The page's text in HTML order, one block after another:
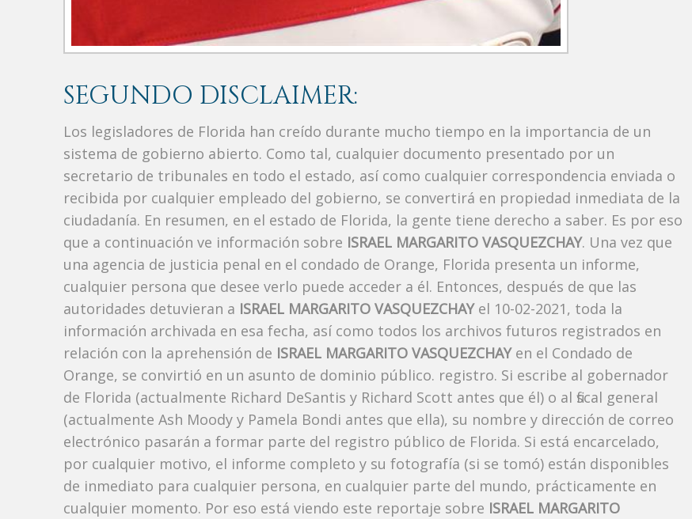
SEGUNDO DISCLAIMER:
Los legisladores de Florida han creído durante mucho tiempo en la importancia de un
sistema de gobierno abierto. Como tal, cualquier documento presentado por un
secretario de tribunales en todo el estado, así como cualquier correspondencia enviada o
recibida por cualquier empleado del gobierno, se convertirá en propiedad inmediata de la
ciudadanía. En resumen, en el estado de Florida, la gente tiene derecho a saber. Es por eso
que a continuación ve información sobre ISRAEL MARGARITO VASQUEZCHAY. Una vez que
una agencia de justicia penal en el condado de Orange, Florida presenta un informe,
cualquier persona que desee verlo puede acceder a él. Entonces, después de que las
autoridades detuvieran a ISRAEL MARGARITO VASQUEZCHAYel 10-02-2021, toda la
información archivada en esa fecha, así como todos los archivos futuros registrados en
relación con la aprehensión de ISRAEL MARGARITO VASQUEZCHAYen el Condado de
Orange, se convirtió en un asunto de dominio público. registro. Si escribe al gobernador
de Florida (actualmente Richard DeSantis y Richard Scott antes que él) o al fiscal general
(actualmente Ash Moody y Pamela Bondi antes que ella), su nombre y dirección de correo
electrónico pasarán a formar parte del registro público de Florida. Si está encarcelado,
por cualquier motivo, el informe completo y su fotografía (si se tomó) están disponibles
de inmediato para cualquier persona, en cualquier parte del mundo, prácticamente en
cualquier momento. Por eso está viendo este reportaje sobre ISRAEL MARGARITO